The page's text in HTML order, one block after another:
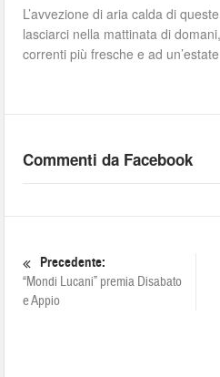
L’avvezione di aria calda di
lasciarci nella mattinata di
correnti più fresche e ad
Commenti da Facebook
Precedente:
“Mondi Lucani” premia Disabato
e Appio